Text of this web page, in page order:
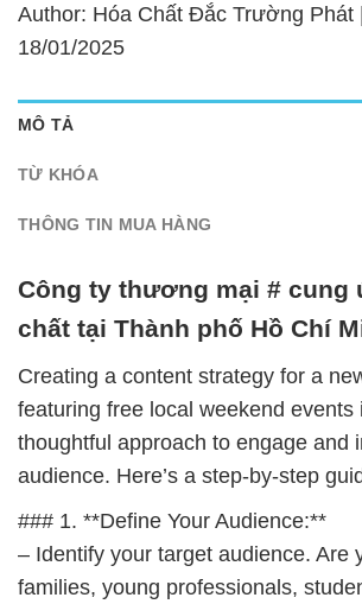
Author: Hóa Chất Đắc Trường Phát
18/01/2025
MÔ TẢ
TỪ KHÓA
THÔNG TIN MUA HÀNG
Công ty thương mại # cung
chất tại Thành phố Hồ Chí
Creating a content strategy for a
featuring free local weekend events
thoughtful approach to engage and
audience. Here’s a step-by-step
### 1. **Define Your Audience:**
– Identify your target audience. Are
families, young professionals,